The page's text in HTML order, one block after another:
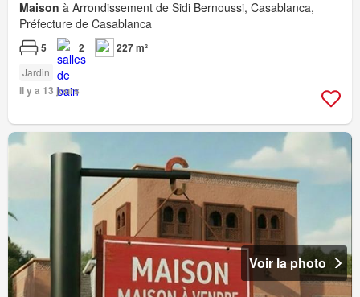
Maison à Arrondissement de Sidi Bernoussi, Casablanca,
Préfecture de Casablanca
5 2 227 m²
Jardin
Il y a 13 jours
Voir la photo